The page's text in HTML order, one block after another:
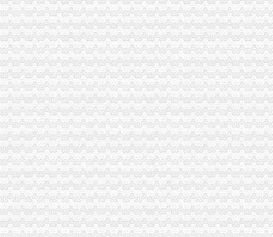
江北局重庆免费注册公司唐家沱工商所积索服务地区经济新思路
沙坪坝局推行“四卡”一元注册公司流程制度努力提升“光工商”形象
丰都局重庆免费注册公司创新举措增干部履职能力
南川局0元注册公司与地方配合共促企业发展
南岸局免费注册公司六项措施化执法办案工作取得明显效果
綦江局加干部队伍建设 努力造“四型”0元注册公司流程工商